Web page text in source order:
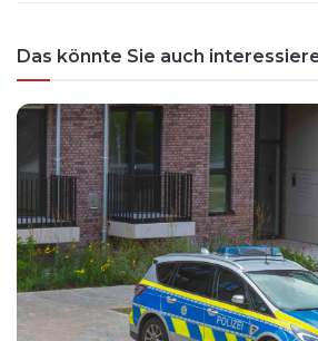
Das könnte Sie auch